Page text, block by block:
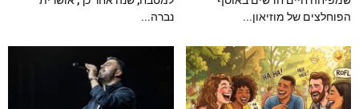
הפוחלצים של מוזיאון...
נברה...